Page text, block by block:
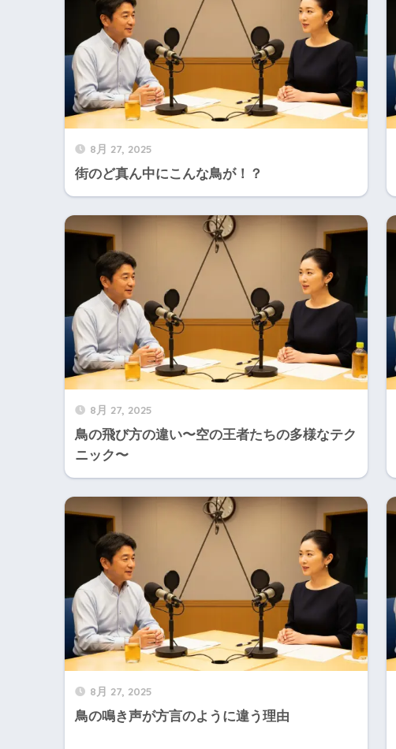
8月 27, 2025
街のど真ん中にこんな鳥が！？
8月 27, 2025
鳥の飛び方の違い〜空の王者たちの多様なテク
ニック〜
8月 27, 2025
鳥の鳴き声が方言のように違う理由